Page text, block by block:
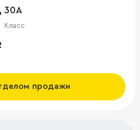
30А
Класс
продажи